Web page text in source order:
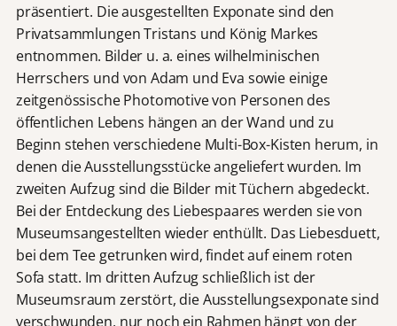
präsentiert. Die ausgestellten Exponate sind den
Privatsammlungen Tristans und König Markes
entnommen. Bilder u. a. eines wilhelminischen
Herrschers und von Adam und Eva sowie einige
zeitgenössische Photomotive von Personen des
öffentlichen Lebens hängen an der Wand und zu
Beginn stehen verschiedene Multi-Box-Kisten herum, in
denen die Ausstellungsstücke angeliefert wurden. Im
zweiten Aufzug sind die Bilder mit Tüchern abgedeckt.
Bei der Entdeckung des Liebespaares werden sie von
Museumsangestellten wieder enthüllt. Das Liebesduett,
bei dem Tee getrunken wird, findet auf einem roten
Sofa statt. Im dritten Aufzug schließlich ist der
Museumsraum zerstört, die Ausstellungsexponate sind
verschwunden, nur noch ein Rahmen hängt von der